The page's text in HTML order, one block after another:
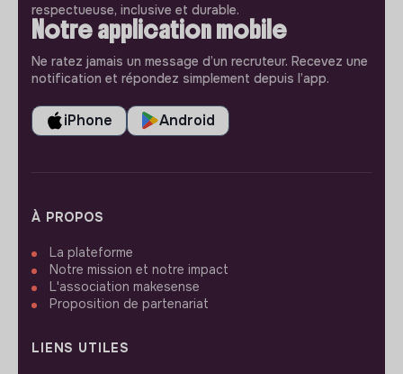
respectueuse, inclusive et durable.
Notre application mobile
Ne ratez jamais un message d’un recruteur. Recevez une
notification et répondez simplement depuis l’app.
iPhone Android
À PROPOS
La plateforme
Notre mission et notre impact
L'association makesense
Proposition de partenariat
LIENS UTILES